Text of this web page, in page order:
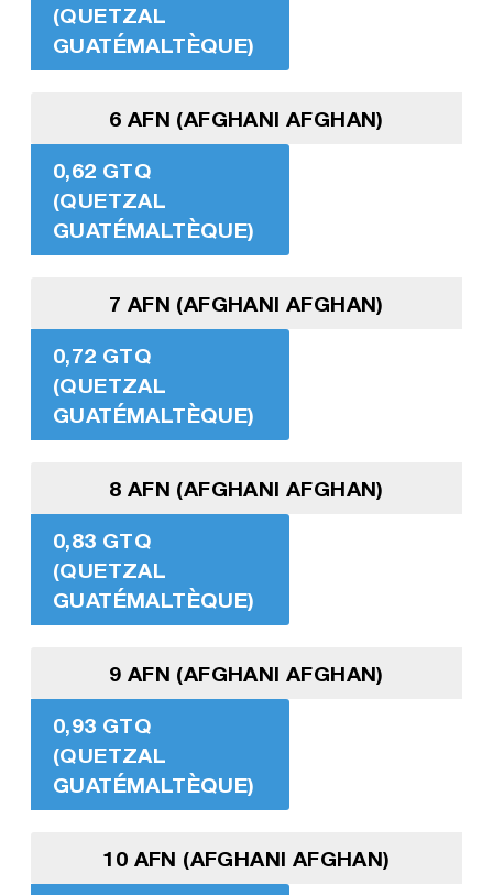
(QUETZAL
GUATÉMALTÈQUE)
6 AFN (AFGHANI AFGHAN)
0,62 GTQ
(QUETZAL
GUATÉMALTÈQUE)
7 AFN (AFGHANI AFGHAN)
0,72 GTQ
(QUETZAL
GUATÉMALTÈQUE)
8 AFN (AFGHANI AFGHAN)
0,83 GTQ
(QUETZAL
GUATÉMALTÈQUE)
9 AFN (AFGHANI AFGHAN)
0,93 GTQ
(QUETZAL
GUATÉMALTÈQUE)
10 AFN (AFGHANI AFGHAN)